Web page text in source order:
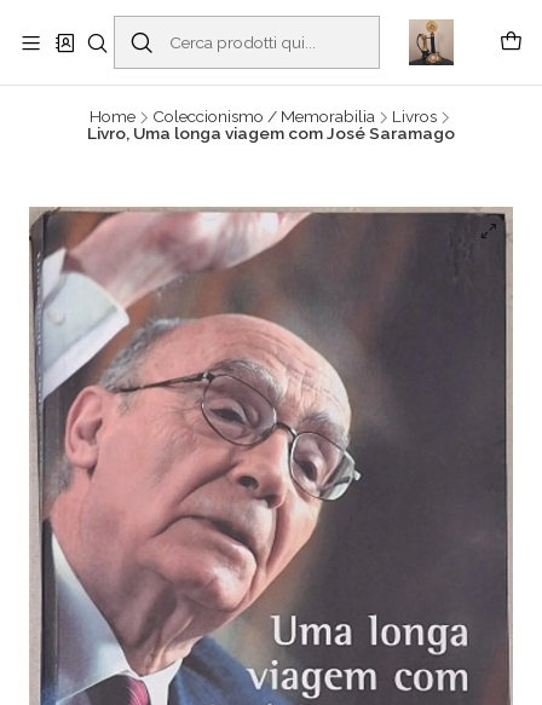
Buscantiguidades - Leilões. Colecionismo e antiguidades em Viana do
Castelo -
Read more
Home Coleccionismo / Memorabilia
Livros
Livro, Uma longa viagem com José Saramago